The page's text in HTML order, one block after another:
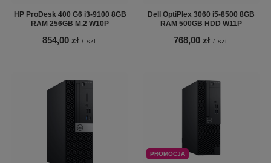
HP ProDesk 400 G6 i3-9100 8GB
RAM 256GB M.2 W10P
854,00 zł / szt.
Dell OptiPlex 3060 i5-8500 8GB
RAM 500GB HDD W11P
768,00 zł / szt.
PROMOCJA